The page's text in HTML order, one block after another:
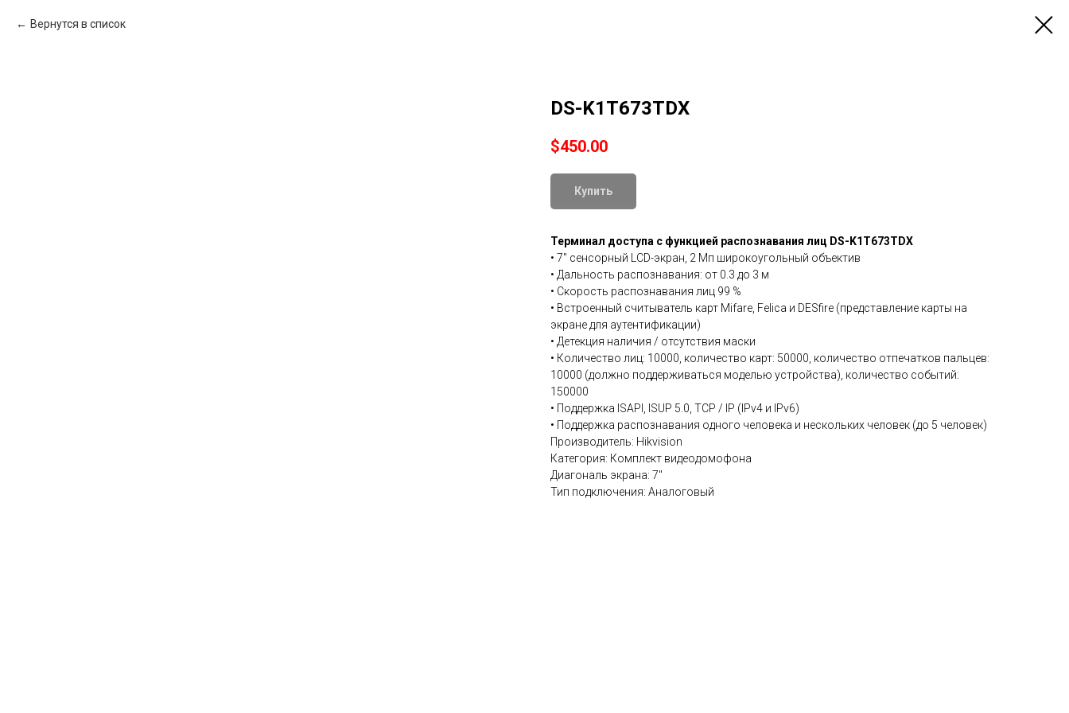
Вернутся в список
DS-K1T673TDX
$450.00
Купить
Терминал доступа с функцией распознавания лиц DS-K1T673TDX
• 7'' сенсорный LCD-экран, 2 Мп широкоугольный объектив
• Дальность распознавания: от 0.3 до 3 м
• Скорость распознавания лиц 99 %
• Встроенный считыватель карт Mifare, Felica и DESfire (представление карты на
экране для аутентификации)
• Детекция наличия / отсутствия маски
• Количество лиц: 10000, количество карт: 50000, количество отпечатков пальцев:
10000 (должно поддерживаться моделью устройства), количество событий:
150000
• Поддержка ISAPI, ISUP 5.0, TCP / IP (IPv4 и IPv6)
• Поддержка распознавания одного человека и нескольких человек (до 5 человек)
Производитель: Hikvision
Категория: Комплект видеодомофона
Диагональ экрана: 7"
Тип подключения: Аналоговый